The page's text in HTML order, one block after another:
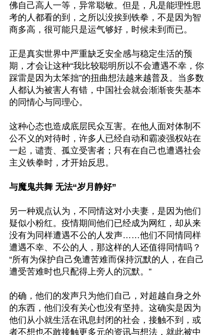
佛自己高人一等，异常聪敏。但是，凡是能理性思
考的人都看的到，之所以没挨到铁拳，不是因为智
商多高，很可能只是运气够好，时候未到而已。
正是真实世界中严重缺乏安全感与稳定生活的预
期，才会让这种“我比较聪明所以不会遭遇不幸，你
踩雷是因为太笨拙”的扭曲想法越来越普及。当多数
人都认为被害人有错，中国社会就会渐渐丧失基本
的同情心与同理心。
这种心态也造成底层民众互害。在他人面对体制不
公不义的对待时，许多人已经自动和霸凌强权站在
一起，谴责、孤立受害者；只有在自己也遭遇社会
主义铁拳时，才开始反思。
与魔鬼共舞 无法“岁月静好”
另一种观点认为，不同情这对小夫妻，是因为他们
疑似小粉红。疫情期间他们已经成为网红，却从来
没有为同样遭遇不公的人发声……他们不同情同样
遭遇不幸、不公的人，那这样的人还值得同情吗？
“所有为保护自己免遭苦难而保持沉默的人，在自己
遭受苦难时也只配得上旁人的沉默。”
的确，他们的发声只为他们自己，对超越自身之外
的东西，他们没有关心也没有坚持。这确实是因为
他们从小就生活在讯息封闭的社会，接触不到，或
者不想也不敢接触更多元的资讯与想法，就此被中